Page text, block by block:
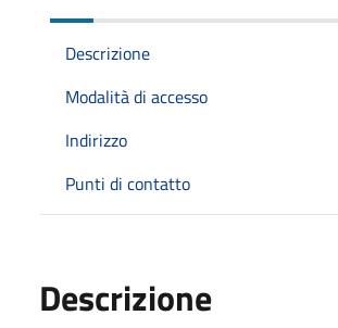
Descrizione
Modalità di accesso
Indirizzo
Punti di contatto
Descrizione